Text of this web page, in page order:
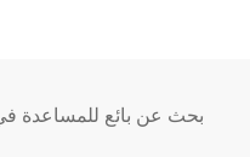
بحث عن بائع للمساعدة